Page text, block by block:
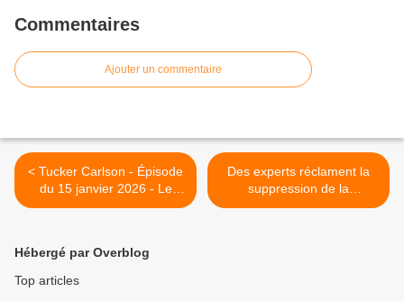
Commentaires
Ajouter un commentaire
< Tucker Carlson - Épisode
du 15 janvier 2026 - Le
Résumé
Des experts réclament la
suppression de la
vaccination contre la
Hébergé par Overblog
Top articles